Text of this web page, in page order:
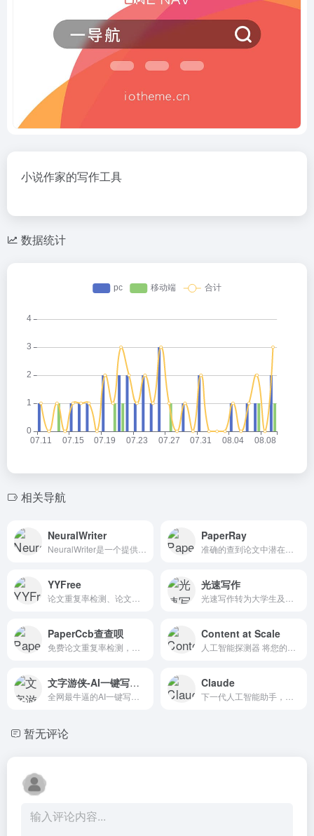
小说作家的写作工具
数据统计
相关导航
NeuralWriter PaperRay
YYFree 光速写作
PaperCcb查查呗 Content at Scale
文字游侠-AI一键写头条 Claude
暂无评论